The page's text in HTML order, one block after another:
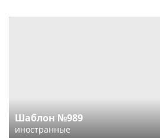
Шаблон №989
иностранные